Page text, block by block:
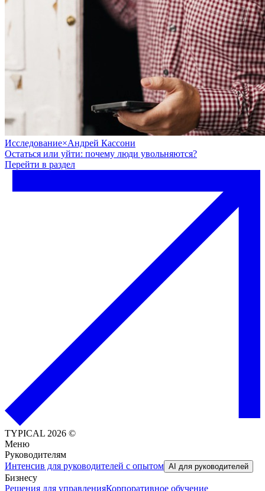
Исследование×Андрей Кассони
Остаться или уйти: почему люди увольняются?
Перейти в раздел
TYPICAL 2026 ©
Меню
Руководителям
Интенсив для руководителей с опытом AI для руководителей
Бизнесу
Решения для управленияКорпоративное обучение